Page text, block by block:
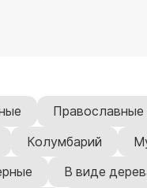
Православные
Колумбарий
В виде